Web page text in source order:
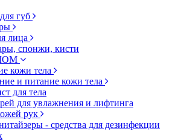
губ
лица
спонжи, кисти
кожи тела
и питание кожи тела
для тела
для увлажнения и лифтинга
рук
- средства для дезинфекции